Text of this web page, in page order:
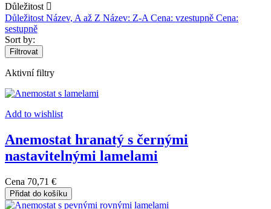
Důležitost 
Důležitost Název, A až Z Název: Z-A Cena: vzestupně Cena:
sestupně
Sort by:
Filtrovat
Aktivní filtry
Add to wishlist
Anemostat hranatý s černými
nastavitelnými lamelami
Cena 70,71 €
Přidat do košíku